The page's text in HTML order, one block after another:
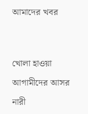
আমাদের খবর
খোলা হাওয়া
আগামীদের আসর
নারী